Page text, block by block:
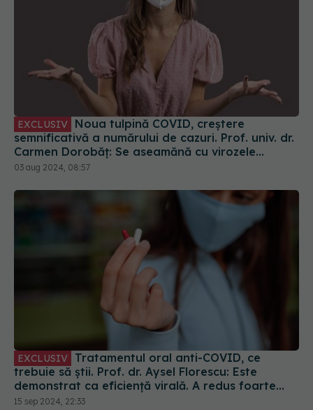
EXCLUSIV
semnificativă a numărului de cazuri. Prof. univ. dr.
Carmen Dorobăț: Se aseamănă cu virozele
respiratorii. Nu necesită tratament simptomatic
03 aug 2024, 08:57
EXCLUSIV
trebuie să știi. Prof. dr. Aysel Florescu: Este
demonstrat ca eficiență virală. A redus foarte
mult riscul de spitalizare
15 sep 2024, 22:33